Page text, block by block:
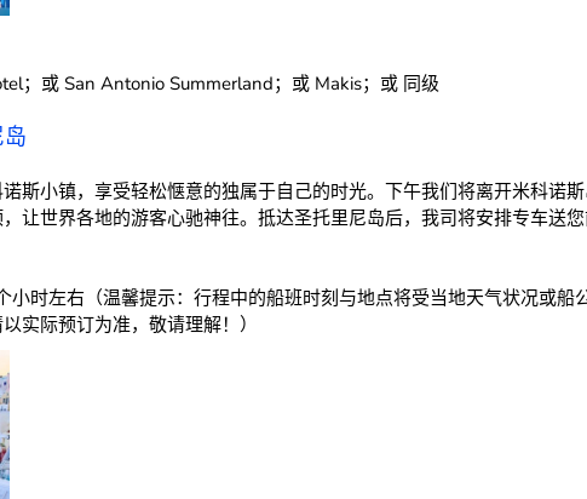
；或 San Antonio Summerland；或 Makis；或 同级
斯小镇，享受轻松惬意的独属于自己的时光。下午我们将离开米科诺
让世界各地的游客心驰神往。抵达圣托里尼岛后，我司将安排专车送
时左右（温馨提示：行程中的船班时刻与地点将受当地天气状况或船
实际预订为准，敬请理解！）